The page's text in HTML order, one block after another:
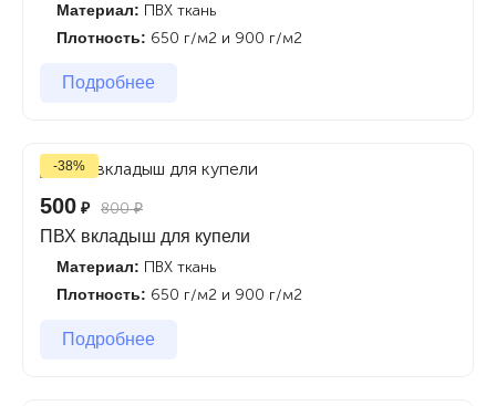
Материал: ПВХ ткань
Плотность: 650 г/м2 и 900 г/м2
Подробнее
-38%
500 ₽ 800₽
ПВХ вкладыш для купели
Материал: ПВХ ткань
Плотность: 650 г/м2 и 900 г/м2
Подробнее